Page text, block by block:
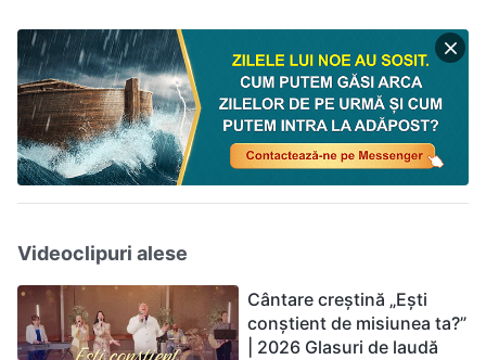
Videoclipuri alese
Cântare creștină „Ești
conștient de misiunea ta?”
| 2026 Glasuri de laudă